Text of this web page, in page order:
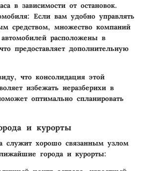
в зависимости от остановок.
: Если вам удобно управлять
средством, множество компаний
расположены в
предоставляет дополнительную
что консолидация этой
избежать неразберихи в
оптимально спланировать
и курорты
служит хорошо связанным узлом
города и курорты: